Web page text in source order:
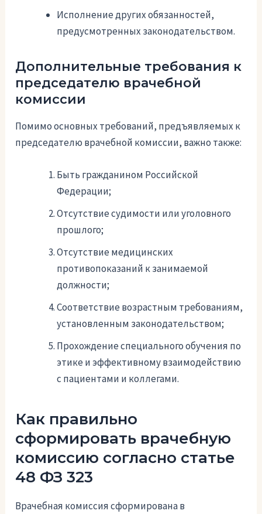
Исполнение других обязанностей,
предусмотренных законодательством.
Дополнительные требования к
председателю врачебной
комиссии
Помимо основных требований, предъявляемых к
председателю врачебной комиссии, важно также:
Быть гражданином Российской
Федерации;
Отсутствие судимости или уголовного
прошлого;
Отсутствие медицинских
противопоказаний к занимаемой
должности;
Соответствие возрастным требованиям,
установленным законодательством;
Прохождение специального обучения по
этике и эффективному взаимодействию
с пациентами и коллегами.
Как правильно
сформировать врачебную
комиссию согласно статье
48 ФЗ 323
Врачебная комиссия сформирована в